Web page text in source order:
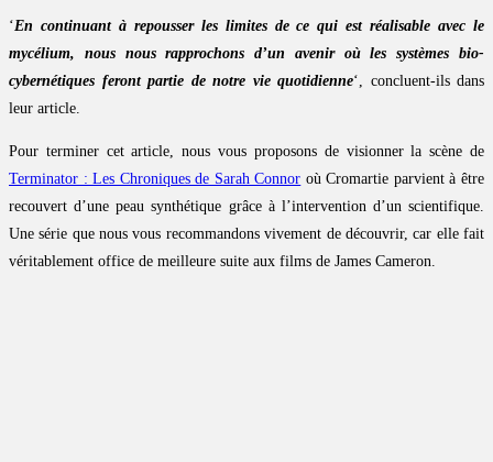
‘En continuant à repousser les limites de ce qui est réalisable avec le
mycélium, nous nous rapprochons d’un avenir où les systèmes bio-
cybernétiques feront partie de notre vie quotidienne‘, concluent-ils dans
leur article.
Pour terminer cet article, nous vous proposons de visionner la scène de
Terminator : Les Chroniques de Sarah Connor où Cromartie parvient à être
recouvert d’une peau synthétique grâce à l’intervention d’un scientifique.
Une série que nous vous recommandons vivement de découvrir, car elle fait
véritablement office de meilleure suite aux films de James Cameron.